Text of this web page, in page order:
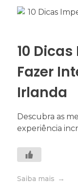
10
Fazer
Irlanda
Descubra as
experiência
Saiba mais